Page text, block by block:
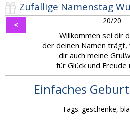
Zufällige Namenstag
< 20/20
Willkommen sei dir
der deinen Namen trägt,
dir auch meine
für Glück und
Einfaches
Tags: geschenke,